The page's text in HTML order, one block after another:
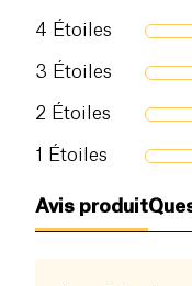
4 Étoiles
3 Étoiles
2 Étoiles
1 Étoiles
Avis produit